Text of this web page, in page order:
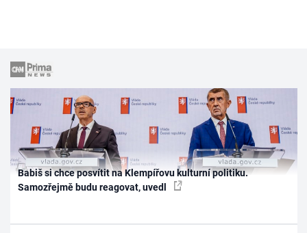
Babiš si chce posvítit na Klempířovu kulturní politiku.
Samozřejmě budu reagovat, uvedl